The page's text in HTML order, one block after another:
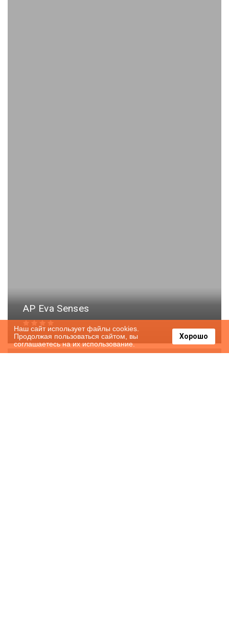
AP Eva Senses
Наш сайт использует файлы cookies.
Продолжая пользоваться сайтом, вы
соглашаетесь на их использование.
Хорошо